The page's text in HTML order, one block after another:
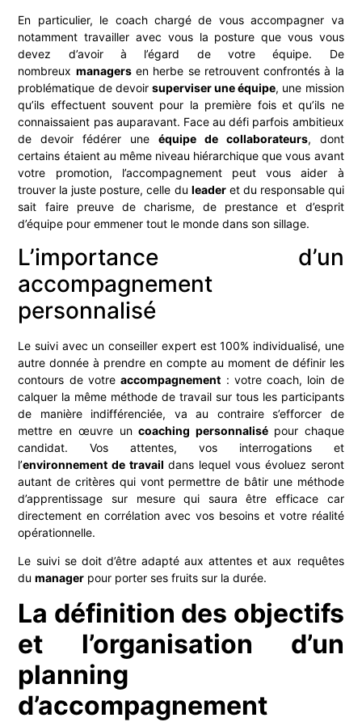
En particulier, le coach chargé de vous accompagner va
notamment travailler avec vous la posture que vous vous
devez d’avoir à l’égard de votre équipe. De
nombreux managersen herbe se retrouvent confrontés à la
problématique de devoir superviser une équipe, une mission
qu’ils effectuent souvent pour la première fois et qu’ils ne
connaissaient pas auparavant. Face au défi parfois ambitieux
de devoir fédérer une équipe de collaborateurs, dont
certains étaient au même niveau hiérarchique que vous avant
votre promotion, l’accompagnement peut vous aider à
trouver la juste posture, celle du leaderet du responsable qui
sait faire preuve de charisme, de prestance et d’esprit
d’équipe pour emmener tout le monde dans son sillage.
L’importance d’un
accompagnement
personnalisé
Le suivi avec un conseiller expert est 100% individualisé, une
autre donnée à prendre en compte au moment de définir les
contours de votreaccompagnement : votre coach, loin de
calquer la même méthode de travail sur tous les participants
de manière indifférenciée, va au contraire s’efforcer de
mettre en œuvre uncoaching personnalisé pour chaque
candidat. Vos attentes, vos interrogations et
l’environnement de travaildans lequel vous évoluez seront
autant de critères qui vont permettre de bâtir une méthode
d’apprentissage sur mesure qui saura être efficace car
directement en corrélation avec vos besoins et votre réalité
opérationnelle.
Le suivi se doit d’être adapté aux attentes et aux requêtes
dumanager pour porter ses fruits sur la durée.
La définition des objectifs
et l’organisation d’un
planning
d’accompagnement